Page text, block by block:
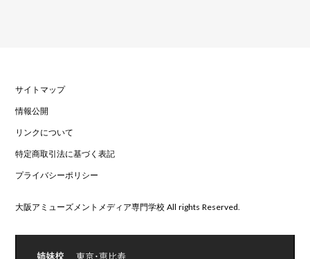
サイトマップ
情報公開
リンクについて
特定商取引法に基づく表記
プライバシーポリシー
大阪アミューズメントメディア専門学校 All rights Reserved.